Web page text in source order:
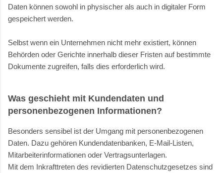
Daten können sowohl in physischer als auch in digitaler Form
gespeichert werden.
Selbst wenn ein Unternehmen nicht mehr existiert, können
Behörden oder Gerichte innerhalb dieser Fristen auf bestimmte
Dokumente zugreifen, falls dies erforderlich wird.
Was geschieht mit Kundendaten und
personenbezogenen Informationen?
Besonders sensibel ist der Umgang mit personenbezogenen
Daten. Dazu gehören Kundendatenbanken, E-Mail-Listen,
Mitarbeiterinformationen oder Vertragsunterlagen.
Mit dem Inkrafttreten des revidierten Datenschutzgesetzes sind